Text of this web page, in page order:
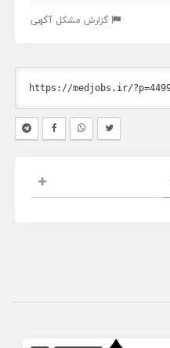
گزارش مشکل آگهی